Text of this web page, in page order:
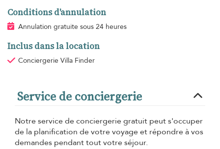
Conditions d'annulation
Annulation gratuite sous 24 heures
Inclus dans la location
Conciergerie Villa Finder
Service de conciergerie
Notre service de conciergerie gratuit peut s'occuper
de la planification de votre voyage et répondre à vos
demandes pendant tout votre séjour.